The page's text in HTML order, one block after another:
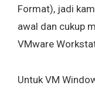
Format), jadi
awal dan cukup
VMware
Untuk VM